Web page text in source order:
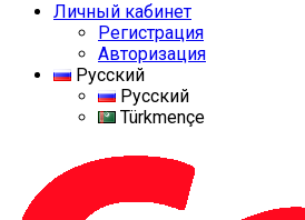
Личный кабинет
Регистрация
Авторизация
Русский
Русский
Türkmençe